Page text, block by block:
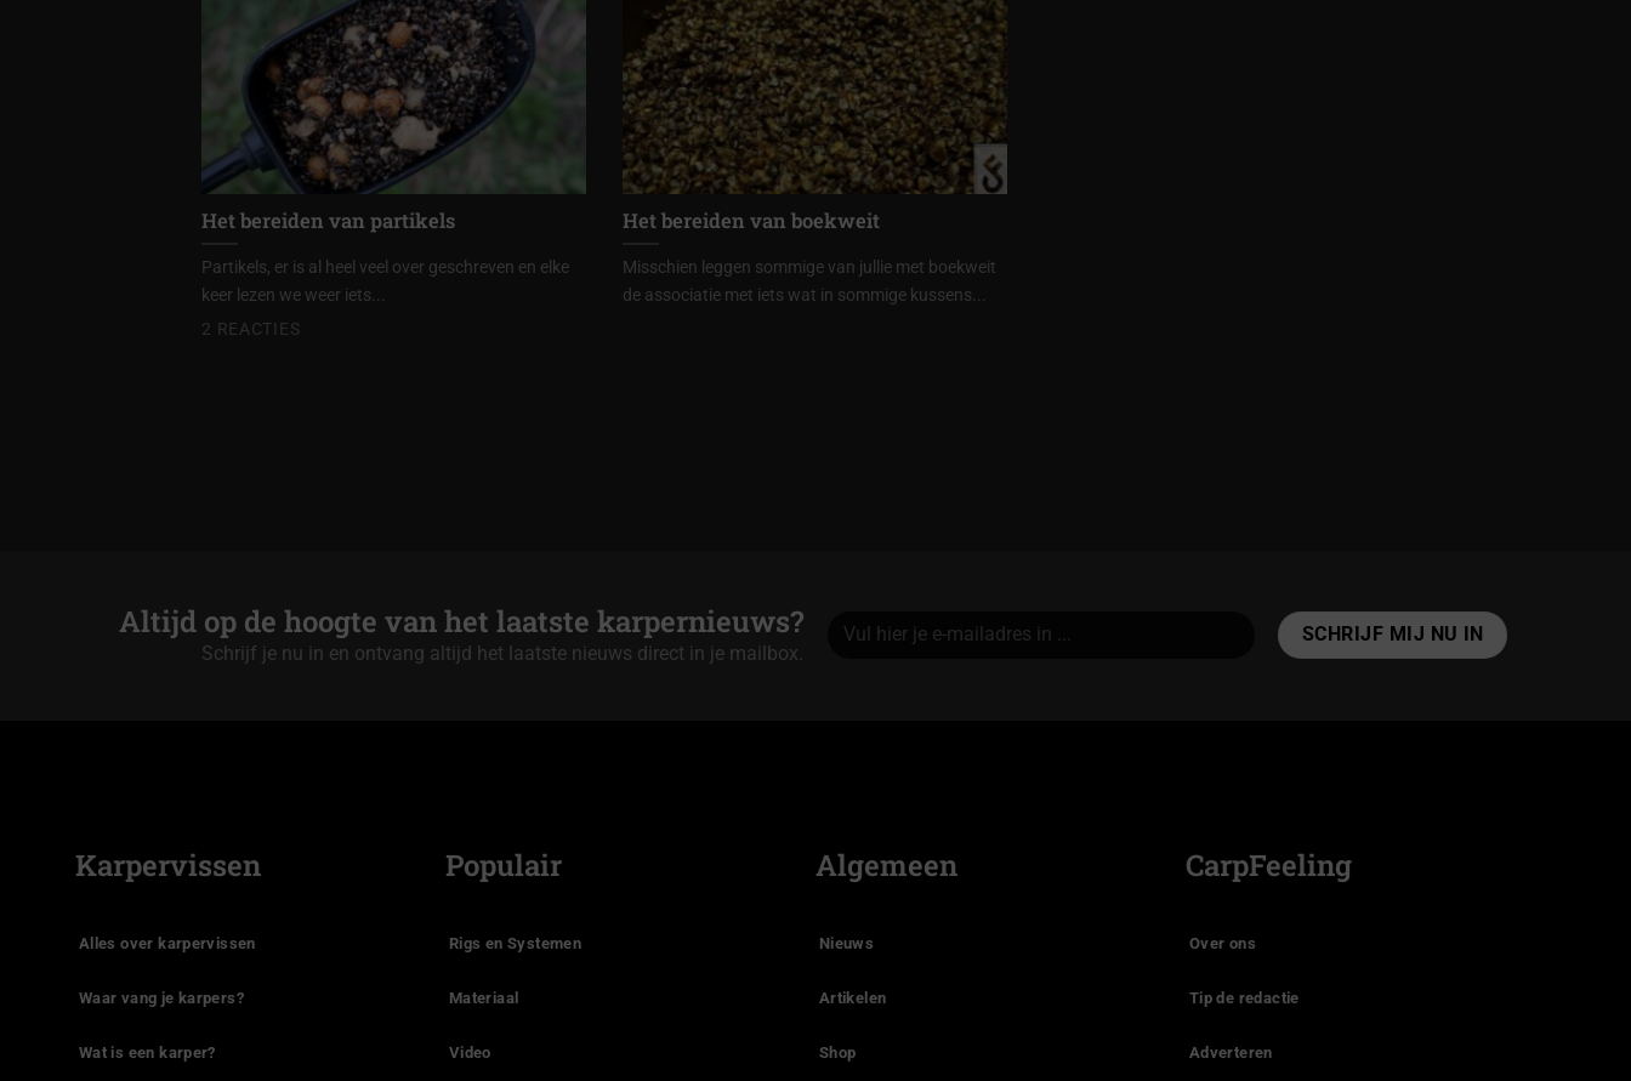
Het bereiden van partikels
Partikels, er is al heel veel over geschreven en elke
keer lezen we weer iets...
2 REACTIES
Het bereiden van boekweit
Misschien leggen sommige van jullie met boekweit
de associatie met iets wat in sommige kussens...
Altijd op de hoogte van het laatste karpernieuws?
Schrijf je nu in en ontvang altijd het laatste nieuws direct in je mailbox.
Karpervissen
Alles over karpervissen
Waar vang je karpers?
Wat is een karper?
Populair
Rigs en Systemen
Materiaal
Video
Algemeen
Nieuws
Artikelen
Shop
CarpFeeling
Over ons
Tip de redactie
Adverteren